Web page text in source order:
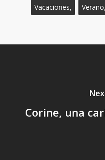
Vacaciones,
Verano,
Corine, una